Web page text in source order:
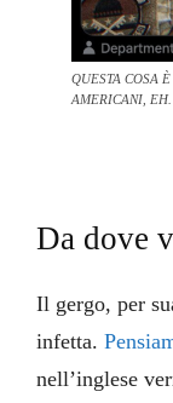
QUESTA COSA
AMERICANI, EH.
Da dove
Il gergo, per
infetta.
nell’inglese